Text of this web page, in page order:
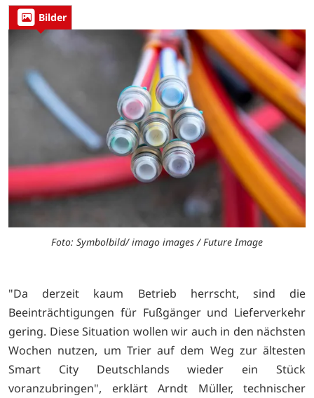
Bilder
Foto: Symbolbild/ imago images / Future Image
"Da derzeit kaum Betrieb herrscht, sind die
Beeinträchtigungen für Fußgänger und Lieferverkehr
gering. Diese Situation wollen wir auch in den nächsten
Wochen nutzen, um Trier auf dem Weg zur ältesten
Smart City Deutschlands wieder ein Stück
voranzubringen", erklärt Arndt Müller, technischer